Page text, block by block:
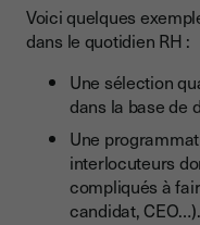
Impact de l'IA sur le
qu’il faut retenir
Voici quelques
dans le quotidien RH :
Une sélection
dans la base de
Une
interlocuteurs
compliqués à
candidat, CEO…).